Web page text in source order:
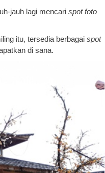
jauh lagi mencari spot foto
itu, tersedia berbagai spot
di sana.